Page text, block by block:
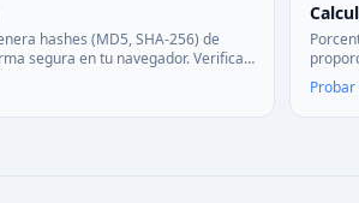
hashes (MD5, SHA-256) de
segura en tu navegador. Verifica
Probar